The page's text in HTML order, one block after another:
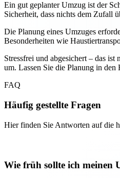
Ein gut geplanter Umzug ist der
Sicherheit, dass nichts dem Zufall
Die Planung eines Umzuges
Besonderheiten wie
Stressfrei und abgesichert – das
um. Lassen Sie die Planung in
FAQ
Häufig gestellte Fragen
Hier finden Sie Antworten auf die
Wie früh sollte ich meinen